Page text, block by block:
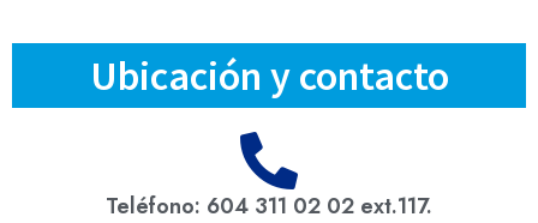
Ubicación y contacto
Teléfono: 604 311 02 02 ext.117.